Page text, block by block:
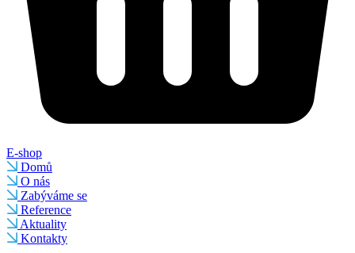
E-shop
Domů
O nás
Zabýváme se
Reference
Aktuality
Kontakty